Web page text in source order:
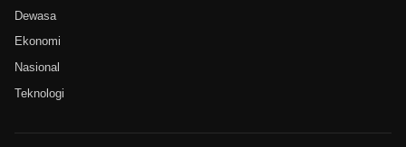
Dewasa
Ekonomi
Nasional
Teknologi